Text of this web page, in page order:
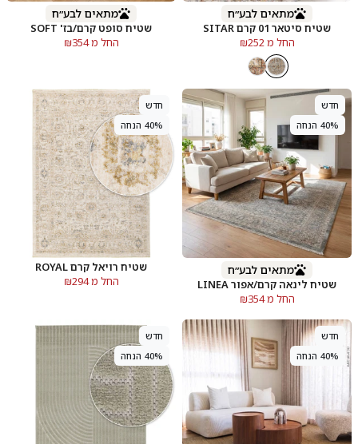
מתאים לבע״ח
שטיח סיטאר 01 קרם SITAR
החל מ ₪252
מתאים לבע״ח
שטיח סופט קרם/בז' SOFT
החל מ ₪354
חדש
40% הנחה
מתאים לבע״ח
שטיח לינאה קרם/אפור LINEA
החל מ ₪354
חדש
40% הנחה
שטיח רויאל קרם ROYAL
החל מ ₪294
חדש
40% הנחה
חדש
40% הנחה